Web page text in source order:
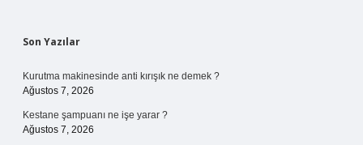
Sidebar
Son Yazılar
Kurutma makinesinde anti kırışık ne demek ?
Ağustos 7, 2026
Kestane şampuanı ne işe yarar ?
Ağustos 7, 2026